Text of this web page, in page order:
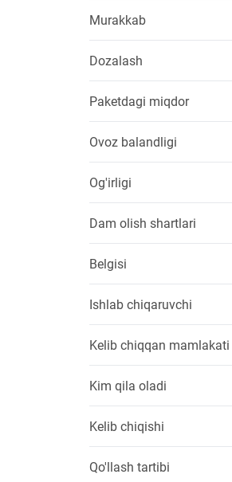
Murakkab
Dozalash
Paketdagi miqdor
Ovoz balandligi
Og'irligi
Dam olish shartlari
Belgisi
Ishlab chiqaruvchi
Kelib chiqqan mamlakati
Kim qila oladi
Kelib chiqishi
Qo'llash tartibi